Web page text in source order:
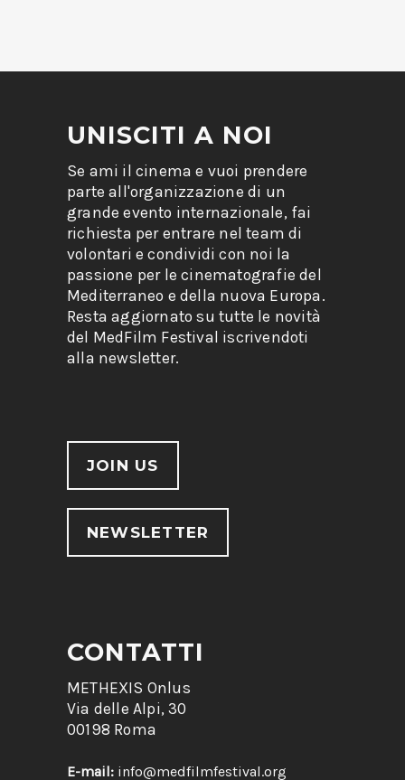
UNISCITI A NOI
Se ami il cinema e vuoi prendere
parte all'organizzazione di un
grande evento internazionale, fai
richiesta per entrare nel team di
volontari e condividi con noi la
passione per le cinematografie del
Mediterraneo e della nuova Europa.
Resta aggiornato su tutte le novità
del MedFilm Festival iscrivendoti
alla newsletter.
JOIN US
NEWSLETTER
CONTATTI
METHEXIS Onlus
Via delle Alpi, 30
00198 Roma
E-mail: info@medfilmfestival.org